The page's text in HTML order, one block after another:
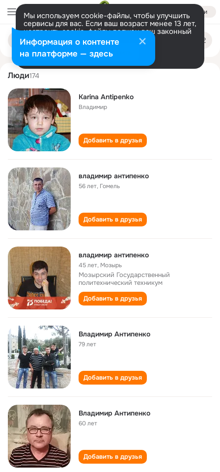
Войти
Мы используем cookie-файлы, чтобы улучшить
сервисы для вас. Если ваш возраст менее 13 лет,
настроить cookie-файлы должен ваш законный
представитель. Больше информации
Разрешить все Настроить
Поиск
людям
vladimir antipenko
Люди174
Karina Antipenko
Владимир
Добавить в друзья
владимир антипенко
56 лет, Гомель
Добавить в друзья
владимир антипенко
45 лет, Мозырь
Мозырский Государственный
политехнический техникум
Добавить в друзья
Владимир Антипенко
79 лет
Добавить в друзья
Владимир Антипенко
60 лет
Добавить в друзья
Информация о контенте
на платформе — здесь